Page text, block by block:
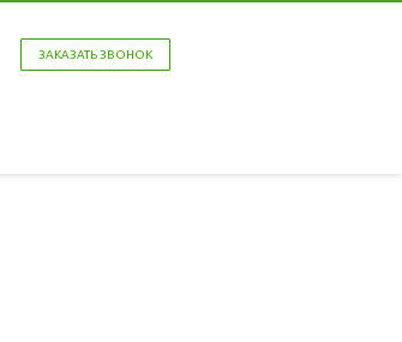
ЗАКАЗАТЬ ЗВОНОК